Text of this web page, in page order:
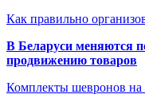
Как правильно
В Беларуси меняются
продвижению товаров
Комплекты шевронов